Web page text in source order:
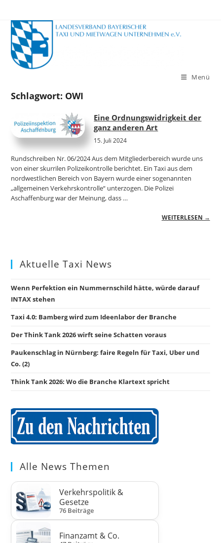
Inhalt
springen
Menü
Schlagwort: OWI
Eine Ordnungswidrigkeit der
ganz anderen Art
15. Juli 2024
Rundschreiben Nr. 06/2024 Aus dem Mitgliederbereich wurde uns
von einer skurrilen Polizeikontrolle berichtet. Ein Taxi aus dem
nordwestlichen Bereich von Bayern wurde einer sogenannten
„allgemeinen Verkehrskontrolle“ unterzogen. Die Polizei
Aschaffenburg war der Meinung, dass …
WEITERLESEN →
Aktuelle Taxi News
Wenn Perfektion ein Nummernschild hätte, würde darauf
INTAX stehen
Taxi 4.0: Bamberg wird zum Ideenlabor der Branche
Der Think Tank 2026 wirft seine Schatten voraus
Paukenschlag in Nürnberg: faire Regeln für Taxi, Uber und
Co. (2)
Think Tank 2026: Wo die Branche Klartext spricht
Alle News Themen
Verkehrspolitik &
Gesetze
76 Beiträge
Finanzamt & Co.